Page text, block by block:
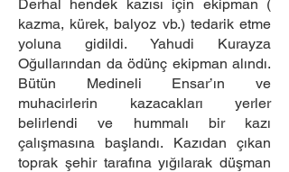
Derhal hendek kazısı için ekipman (
kazma, kürek, balyoz vb.) tedarik etme
yoluna gidildi. Yahudi Kurayza
Oğullarından da ödünç ekipman alındı.
Bütün Medineli Ensar’ın ve
muhacirlerin kazacakları yerler
belirlendi ve hummalı bir kazı
çalışmasına başlandı. Kazıdan çıkan
toprak şehir tarafına yığılarak düşman